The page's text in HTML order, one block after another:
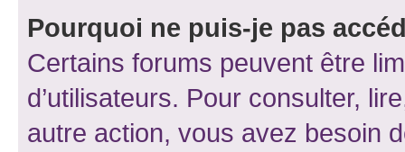
Pourquoi ne puis-je pas
Certains forums peuvent être
d’utilisateurs. Pour consulter,
autre action, vous avez besoin